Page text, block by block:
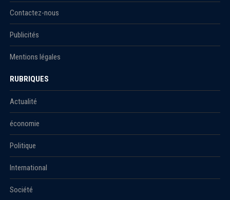
Contactez-nous
Publicités
Mentions légales
RUBRIQUES
Actualité
économie
Politique
International
Société